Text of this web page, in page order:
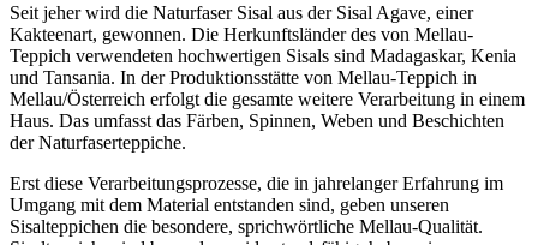
Seit jeher wird die Naturfaser Sisal aus der Sisal Agave, einer
Kakteenart, gewonnen. Die Herkunftsländer des von Mellau-
Teppich verwendeten hochwertigen Sisals sind Madagaskar, Kenia
und Tansania. In der Produktionsstätte von Mellau-Teppich in
Mellau/Österreich erfolgt die gesamte weitere Verarbeitung in einem
Haus. Das umfasst das Färben, Spinnen, Weben und Beschichten
der Naturfaserteppiche.
Erst diese Verarbeitungsprozesse, die in jahrelanger Erfahrung im
Umgang mit dem Material entstanden sind, geben unseren
Sisalteppichen die besondere, sprichwörtliche Mellau-Qualität.